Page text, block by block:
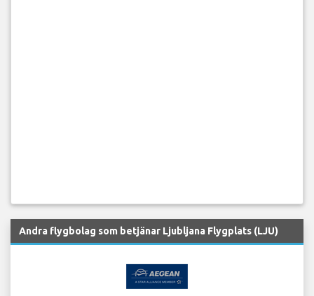
Andra flygbolag som betjänar Ljubljana Flygplats (LJU)